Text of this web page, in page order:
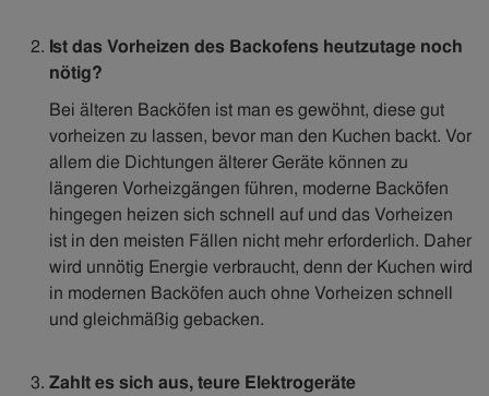
Ist das Vorheizen des Backofens heutzutage noch
nötig?
Bei älteren Backöfen ist man es gewöhnt, diese gut
vorheizen zu lassen, bevor man den Kuchen backt. Vor
allem die Dichtungen älterer Geräte können zu
längeren Vorheizgängen führen, moderne Backöfen
hingegen heizen sich schnell auf und das Vorheizen
ist in den meisten Fällen nicht mehr erforderlich. Daher
wird unnötig Energie verbraucht, denn der Kuchen wird
in modernen Backöfen auch ohne Vorheizen schnell
und gleichmäßig gebacken.
Zahlt es sich aus, teure Elektrogeräte